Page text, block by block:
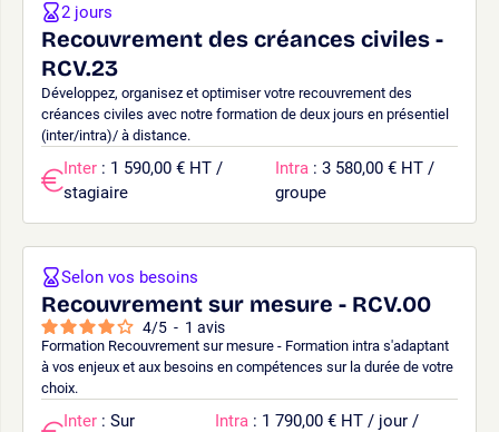
Recouvrement des créances civiles -
RCV.23
Développez, organisez et optimiser votre recouvrement des
créances civiles avec notre formation de deux jours en présentiel
(inter/intra)/ à distance.
2 jours
Inter : 1 590,00 € HT /
stagiaire
Intra : 3 580,00 € HT /
groupe
Recouvrement sur mesure - RCV.00
4/5 - 1 avis
Formation Recouvrement sur mesure - Formation intra s'adaptant
à vos enjeux et aux besoins en compétences sur la durée de votre
choix.
Selon vos besoins
Inter : Sur
Intra : 1 790,00 € HT / jour /